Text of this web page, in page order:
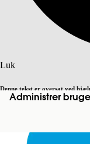
Luk
Denne tekst er oversat ved
detaljer her Skift til engelsk
Administrer